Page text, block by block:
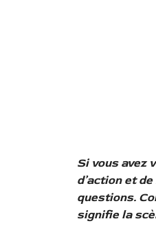
Si vous avez
d’action et
questions.
signifie la